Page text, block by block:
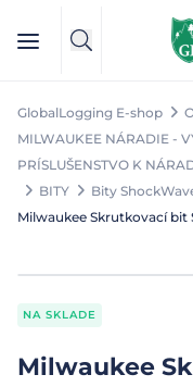
GlobalLogging E-shop
MILWAUKEE NÁRADIE -
PRÍSLUŠENSTVO K
BITY
Bity
Milwaukee Skrutkovací bit
NA SKLADE
Milwaukee